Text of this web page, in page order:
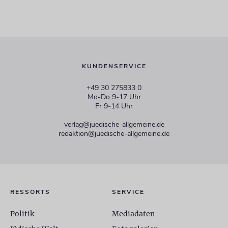
KUNDENSERVICE
+49 30 275833 0
Mo-Do 9-17 Uhr
Fr 9-14 Uhr
verlag@juedische-allgemeine.de
redaktion@juedische-allgemeine.de
RESSORTS
Politik
SERVICE
Mediadaten